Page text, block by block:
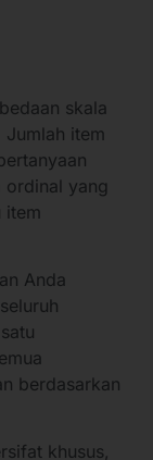
skala
item
ordinal yang
item
Anda
berdasarkan
khusus,